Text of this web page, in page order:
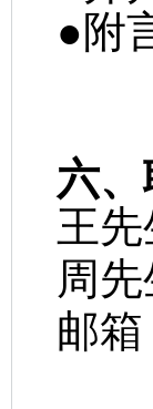
●附
六、
王先
周先
邮箱